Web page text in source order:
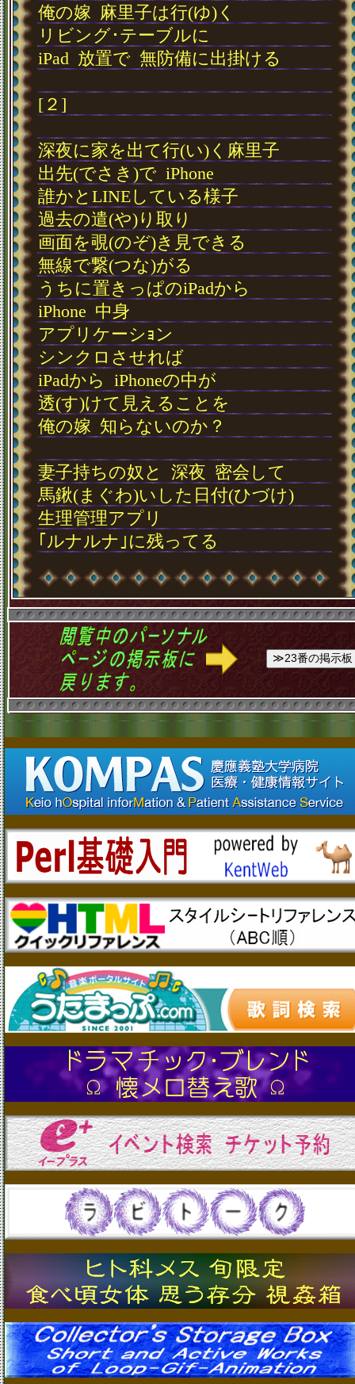
俺の嫁 麻里子は行(ゆ)く
リビング･テーブルに
iPad 放置で 無防備に出掛ける
[２]
深夜に家を出て行(い)く麻里子
出先(でさき)で iPhone
誰かとLINEしている様子
過去の遣(や)り取り
画面を覗(のぞ)き見できる
無線で繋(つな)がる
うちに置きっぱのiPadから
iPhone 中身
アプリケーシｮン
シンクロさせれば
iPadから iPhoneの中が
透(す)けて見えることを
俺の嫁 知らないのか？
妻子持ちの奴と
深夜 密会して
馬鍬(まぐわ)いした日付(ひづけ)
生理管理アプリ
｢ルナルナ｣に残ってる